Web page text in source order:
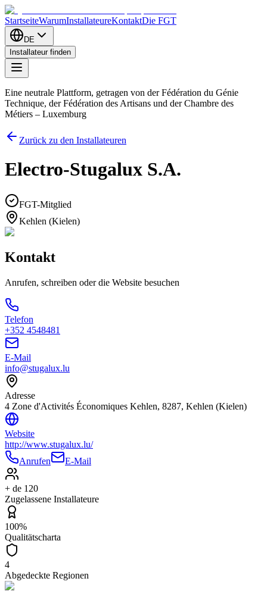
StartseiteWarumInstallateureKontaktDie FGT
DE
Installateur finden
Eine neutrale Plattform, getragen von der Fédération du Génie
Technique, der Fédération des Artisans und der Chambre des
Métiers – Luxemburg
Zurück zu den Installateuren
Electro-Stugalux S.A.
FGT-Mitglied
Kehlen (Kielen)
Kontakt
Anrufen, schreiben oder die Website besuchen
Telefon
+352 4548481
E-Mail
info@stugalux.lu
Adresse
4 Zone d'Activités Économiques Kehlen, 8287, Kehlen (Kielen)
Website
http://www.stugalux.lu/
Anrufen
E-Mail
+ de 120
Zugelassene Installateure
100%
Qualitätscharta
4
Abgedeckte Regionen